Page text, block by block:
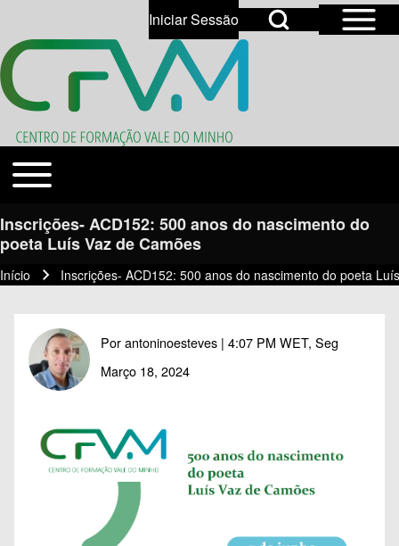
Close search
Search
Open Sidebar
Open Search Block
User account menu
Iniciar SessãoOpen login dialog
Temas
Toggle main menu
Inscrições- ACD152: 500 anos do nascimento do
poeta Luís Vaz de Camões
Navegação estrutural
Início Inscrições- ACD152: 500 anos do nascimento do poeta
Porantoninoesteves| 4:07 PM WET, Seg
Março 18, 2024